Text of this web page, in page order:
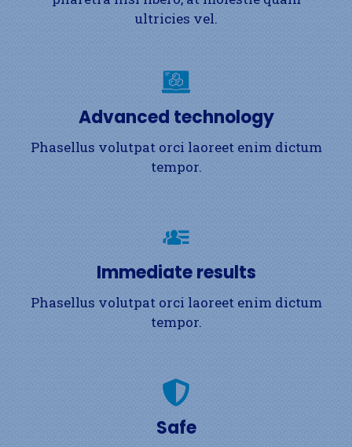
ultricies vel.
Advanced technology
Phasellus volutpat orci laoreet enim dictum
tempor.
Immediate results
Phasellus volutpat orci laoreet enim dictum
tempor.
Safe